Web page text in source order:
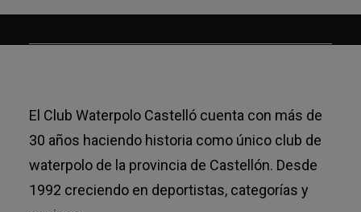
El Club Waterpolo Castelló cuenta con más de
30 años haciendo historia como único club de
waterpolo de la provincia de Castellón. Desde
1992 creciendo en deportistas, categorías y